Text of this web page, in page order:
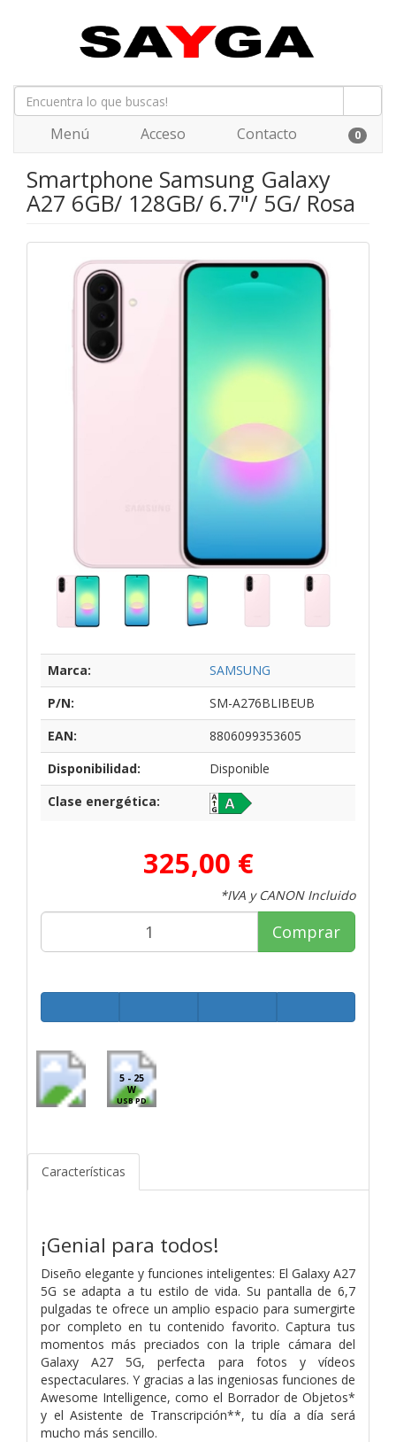
Menú Acceso Contacto 0
Smartphone Samsung Galaxy
A27 6GB/ 128GB/ 6.7"/ 5G/ Rosa
Marca:
SAMSUNG
P/N:
SM-A276BLIBEUB
EAN:
8806099353605
Disponibilidad:
Disponible
Clase energética:
325,00 €
*IVA y CANON Incluido
Comprar
5 - 25
W
USB PD
Características
¡Genial para todos!
Diseño elegante y funciones inteligentes: El Galaxy A27
5G se adapta a tu estilo de vida. Su pantalla de 6,7
pulgadas te ofrece un amplio espacio para sumergirte
por completo en tu contenido favorito. Captura tus
momentos más preciados con la triple cámara del
Galaxy A27 5G, perfecta para fotos y vídeos
espectaculares. Y gracias a las ingeniosas funciones de
Awesome Intelligence, como el Borrador de Objetos*
y el Asistente de Transcripción**, tu día a día será
mucho más sencillo.